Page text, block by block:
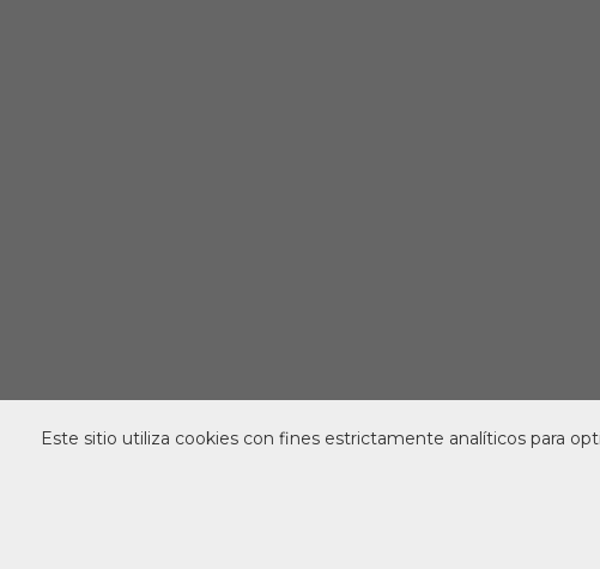
Este sitio utiliza cookies con fines estrictamente analíticos para